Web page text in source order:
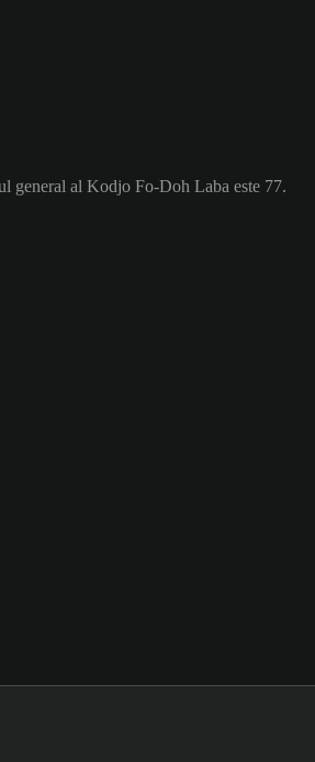
general al Kodjo Fo-Doh Laba este 77.